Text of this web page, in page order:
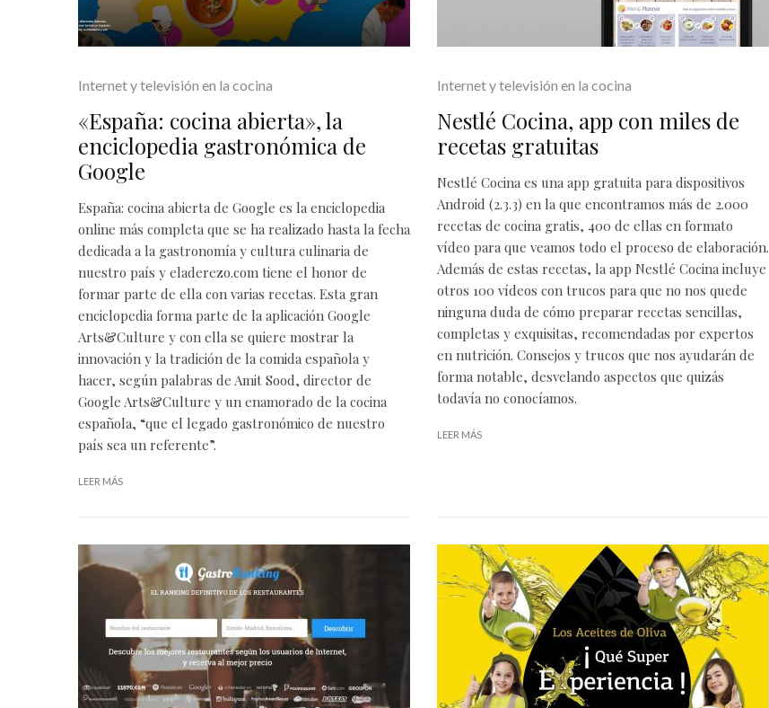
Internet y televisión en la cocina
«España: cocina abierta», la
enciclopedia gastronómica de
Google
España: cocina abierta de Google es la enciclopedia
online más completa que se ha realizado hasta la fecha
dedicada a la gastronomía y cultura culinaria de
nuestro país y eladerezo.com tiene el honor de
formar parte de ella con varias recetas. Esta gran
enciclopedia forma parte de la aplicación Google
Arts&Culture y con ella se quiere mostrar la
innovación y la tradición de la comida española y
hacer, según palabras de Amit Sood, director de
Google Arts&Culture y un enamorado de la cocina
española, “que el legado gastronómico de nuestro
país sea un referente”.
LEER MÁS
Internet y televisión en la cocina
Nestlé Cocina, app con miles de
recetas gratuitas
Nestlé Cocina es una app gratuita para dispositivos
Android (2.3.3) en la que encontramos más de 2.000
recetas de cocina gratis, 400 de ellas en formato
vídeo para que veamos todo el proceso de elaboración.
Además de estas recetas, la app Nestlé Cocina incluye
otros 100 vídeos con trucos para que no nos quede
ninguna duda de cómo preparar recetas sencillas,
completas y exquisitas, recomendadas por expertos
en nutrición. Consejos y trucos que nos ayudarán de
forma notable, desvelando aspectos que quizás
todavía no conocíamos.
LEER MÁS